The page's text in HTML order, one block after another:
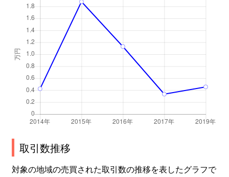
取引数推移
対象の地域の売買された取引数の推移を表したグラフで